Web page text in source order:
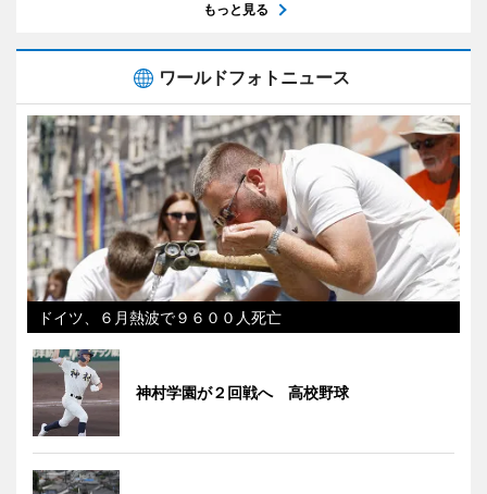
もっと見る
ワールドフォトニュース
ドイツ、６月熱波で９６００人死亡
神村学園が２回戦へ 高校野球